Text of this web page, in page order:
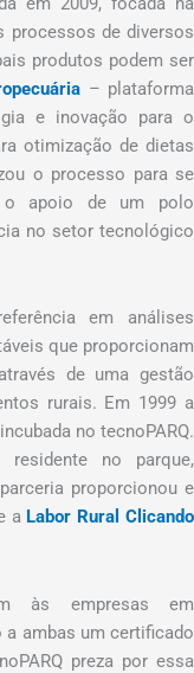
processos de diversos
produtos podem ser
– plataforma
e inovação para o
otimização de dietas
o processo para se
o apoio de um polo
no setor tecnológico
em análises
que proporcionam
de uma gestão
rurais. Em 1999 a
no tecnoPARQ.
no parque,
proporcionou e
a Labor Rural Clicando
às empresas em
a ambas um certificado
preza por essa